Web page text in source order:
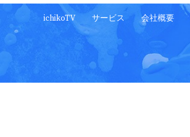
ichikoTV サービス 会社概要